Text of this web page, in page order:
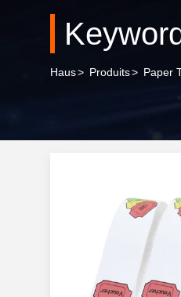
Haus> Produits> Paper